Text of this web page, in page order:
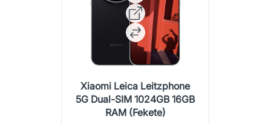
Xiaomi Leica Leitzphone
5G Dual-SIM 1024GB 16GB
RAM (Fekete)